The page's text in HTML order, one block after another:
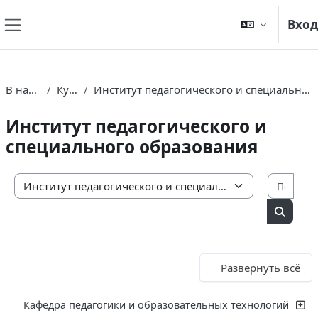
Вход
В начало Курсы Институт педагогического и специального образования
Институт педагогического и
специального образования
Категории курсов
Поиск
Развернуть всё
Кафедра педагогики и образовательных технологий